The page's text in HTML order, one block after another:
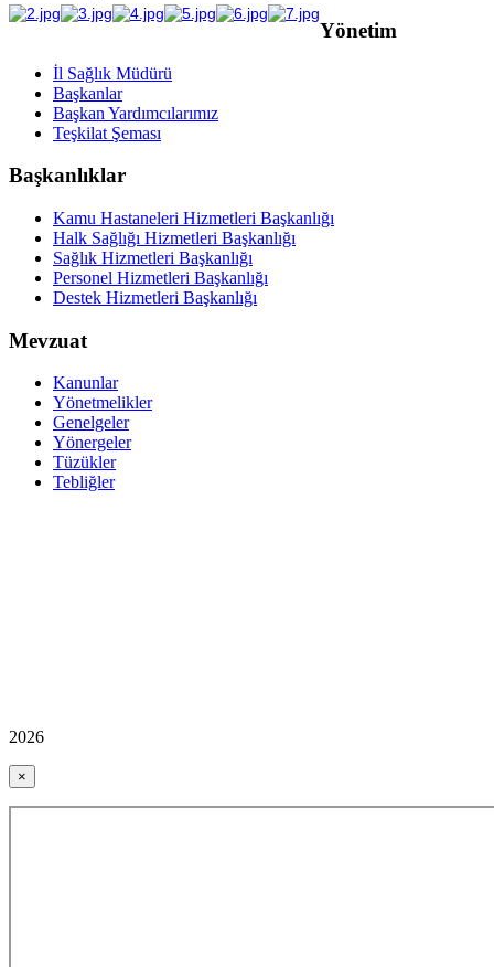
Yönetim
İl Sağlık Müdürü
Başkanlar
Başkan Yardımcılarımız
Teşkilat Şeması
Başkanlıklar
Kamu Hastaneleri Hizmetleri Başkanlığı
Halk Sağlığı Hizmetleri Başkanlığı
Sağlık Hizmetleri Başkanlığı
Personel Hizmetleri Başkanlığı
Destek Hizmetleri Başkanlığı
Mevzuat
Kanunlar
Yönetmelikler
Genelgeler
Yönergeler
Tüzükler
Tebliğler
2026
×